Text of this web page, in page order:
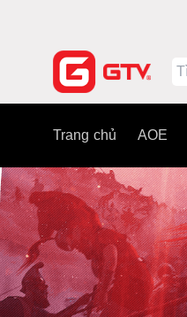
Trang chủ AOE